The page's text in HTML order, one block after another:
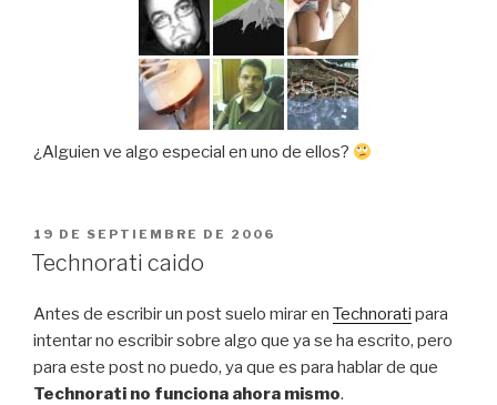
¿Alguien ve algo especial en uno de ellos?
PUBLICADO
EL
19 DE SEPTIEMBRE DE 2006
Technorati caido
Antes de escribir un post suelo mirar en Technorati para
intentar no escribir sobre algo que ya se ha escrito, pero
para este post no puedo, ya que es para hablar de que
Technorati no funciona ahora mismo.